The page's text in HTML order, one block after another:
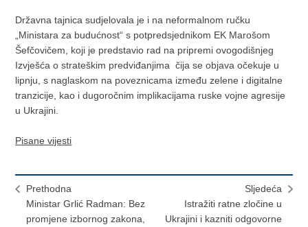
Državna tajnica sudjelovala je i na neformalnom ručku
„Ministara za budućnost“ s potpredsjednikom EK Marošom
Šefčovičem, koji je predstavio rad na pripremi ovogodišnjeg
Izvješća o strateškim predviđanjima čija se objava očekuje u
lipnju, s naglaskom na poveznicama između zelene i digitalne
tranzicije, kao i dugoročnim implikacijama ruske vojne agresije
u Ukrajini.
Pisane vijesti
Prethodna
Ministar Grlić Radman: Bez
promjene izbornog zakona,
Sljedeća
Istražiti ratne zločine u
Ukrajini i kazniti odgovorne